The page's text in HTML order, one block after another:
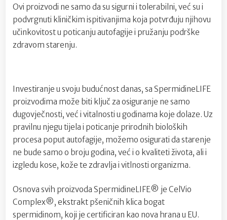
Ovi proizvodi ne samo da su sigurni i tolerabilni, već su i
podvrgnuti kliničkim ispitivanjima koja potvrđuju njihovu
učinkovitost u poticanju autofagije i pružanju podrške
zdravom starenju.
Investiranje u svoju budućnost danas, sa SpermidineLIFE
proizvodima može biti ključ za osiguranje ne samo
dugovječnosti, već i vitalnosti u godinama koje dolaze. Uz
pravilnu njegu tijela i poticanje prirodnih bioloških
procesa poput autofagije, možemo osigurati da starenje
ne bude samo o broju godina, već i o kvaliteti života, ali i
izgledu kose, kože te zdravlja i vitlnosti organizma.
Osnova svih proizvoda SpermidineLIFE® je CelVio
Complex®, ekstrakt pšeničnih klica bogat
spermidinom, koji je certificiran kao nova hrana u EU.